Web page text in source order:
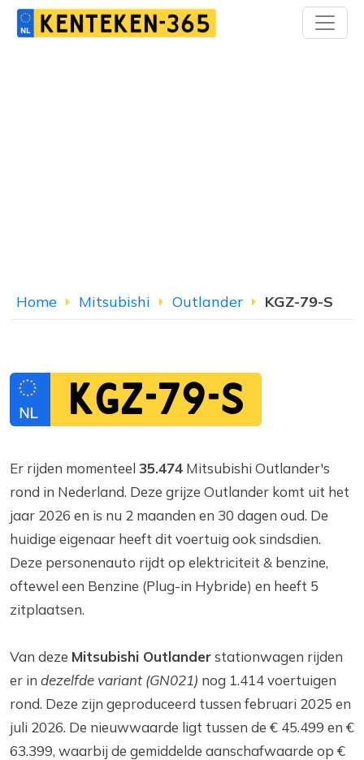
Home Mitsubishi Outlander KGZ-79-S
KGZ-79-S
Er rijden momenteel 35.474 Mitsubishi Outlander's
rond in Nederland. Deze grijze Outlander komt uit het
jaar 2026 en is nu 2 maanden en 30 dagen oud. De
huidige eigenaar heeft dit voertuig ook sindsdien.
Deze personenauto rijdt op elektriciteit & benzine,
oftewel een Benzine (Plug-in Hybride) en heeft 5
zitplaatsen.
Van deze Mitsubishi Outlanderstationwagen rijden
er in dezelfde variant (GN021) nog 1.414 voertuigen
rond. Deze zijn geproduceerd tussen februari 2025 en
juli 2026. De nieuwwaarde ligt tussen de € 45.499 en €
63.399, waarbij de gemiddelde aanschafwaarde op €